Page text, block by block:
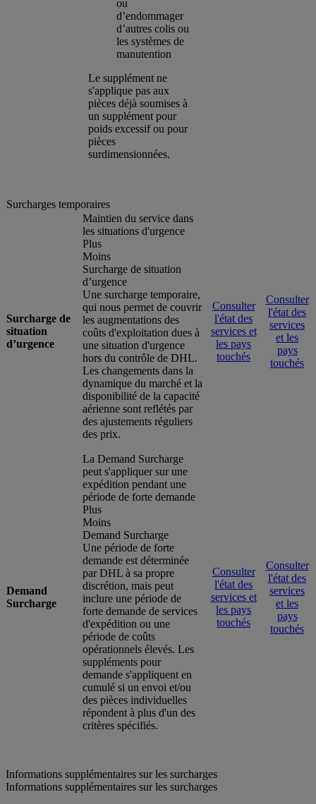
ou
d’endommager
d’autres colis ou
les systèmes de
manutention
Le supplément ne
s'applique pas aux
pièces déjà soumises à
un supplément pour
poids excessif ou pour
pièces
surdimensionnées.
Surcharges temporaires
Surcharge de
situation
d’urgence
Maintien du service dans
les situations d'urgence
Plus
Moins
Surcharge de situation
d’urgence
Une surcharge temporaire,
qui nous permet de couvrir
les augmentations des
coûts d'exploitation dues à
une situation d'urgence
hors du contrôle de DHL.
Les changements dans la
dynamique du marché et la
disponibilité de la capacité
aérienne sont reflétés par
des ajustements réguliers
des prix.
Consulter
l'état des
services et
les pays
touchés
Consulter
l'état des
services
et les
pays
touchés
Demand
Surcharge
La Demand Surcharge
peut s'appliquer sur une
expédition pendant une
période de forte demande
Plus
Moins
Demand Surcharge
Une période de forte
demande est déterminée
par DHL à sa propre
discrétion, mais peut
inclure une période de
forte demande de services
d'expédition ou une
période de coûts
opérationnels élevés. Les
suppléments pour
demande s'appliquent en
cumulé si un envoi et/ou
des pièces individuelles
répondent à plus d'un des
critères spécifiés.
Consulter
l'état des
services et
les pays
touchés
Consulter
l'état des
services
et les
pays
touchés
Informations supplémentaires sur les surcharges
Informations supplémentaires sur les surcharges